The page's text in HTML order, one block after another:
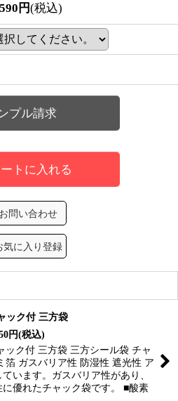
円(税込)
プル請求
トに入れる
お問い合わせ
気に入り登録
ック付 三方袋
円(税込)
ック付 三方袋 三方シール袋 チャ
箔 ガスバリア性 防湿性 遮光性 ア
います。ガスバリア性があり、
優れたチャック袋です。 ■酸素